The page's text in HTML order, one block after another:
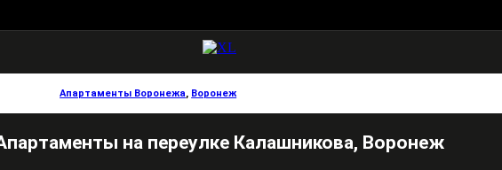
Апартаменты Воронежа, Воронеж
на переулке Калашникова, Воронеж